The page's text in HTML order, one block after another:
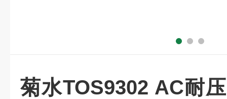
菊水TOS9302 AC耐